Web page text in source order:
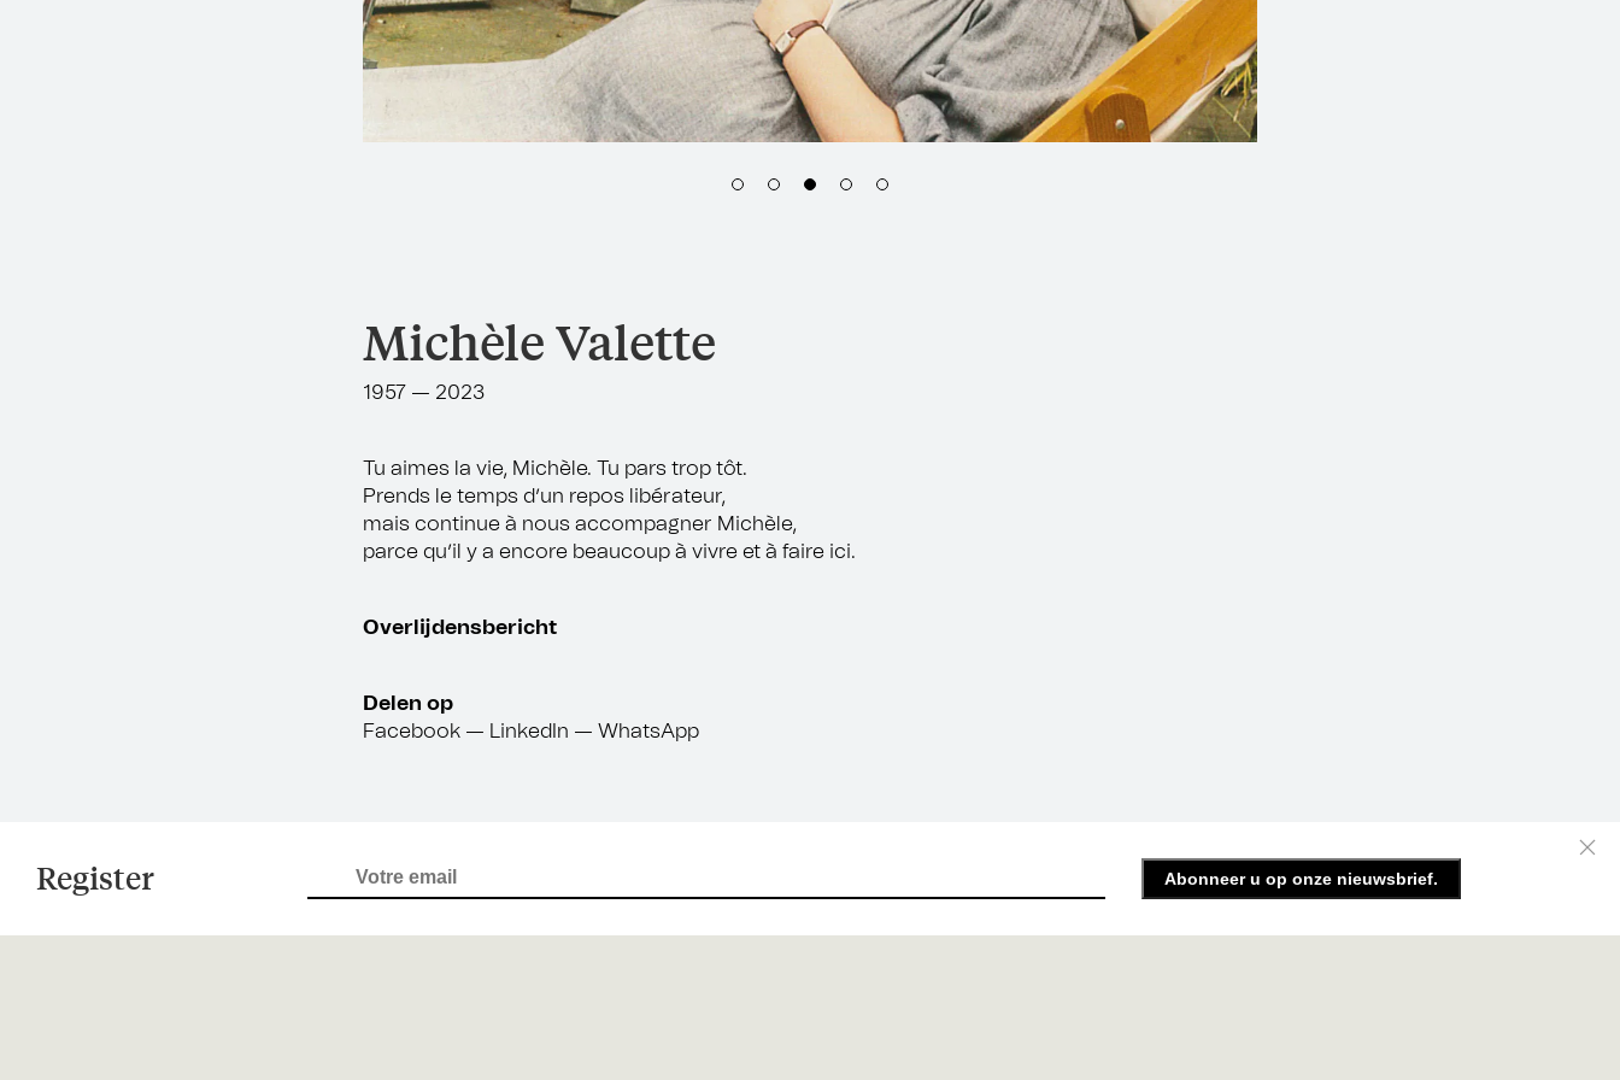
Michèle Valette
1957 — 2023
Tu aimes la vie, Michèle. Tu pars trop tôt.
Prends le temps d’un repos libérateur,
mais continue à nous accompagner Michèle,
parce qu’il y a encore beaucoup à vivre et à faire ici.
Overlijdensbericht
Delen op
Facebook— LinkedIn — WhatsApp
Register Abonneer u op onze nieuwsbrief.